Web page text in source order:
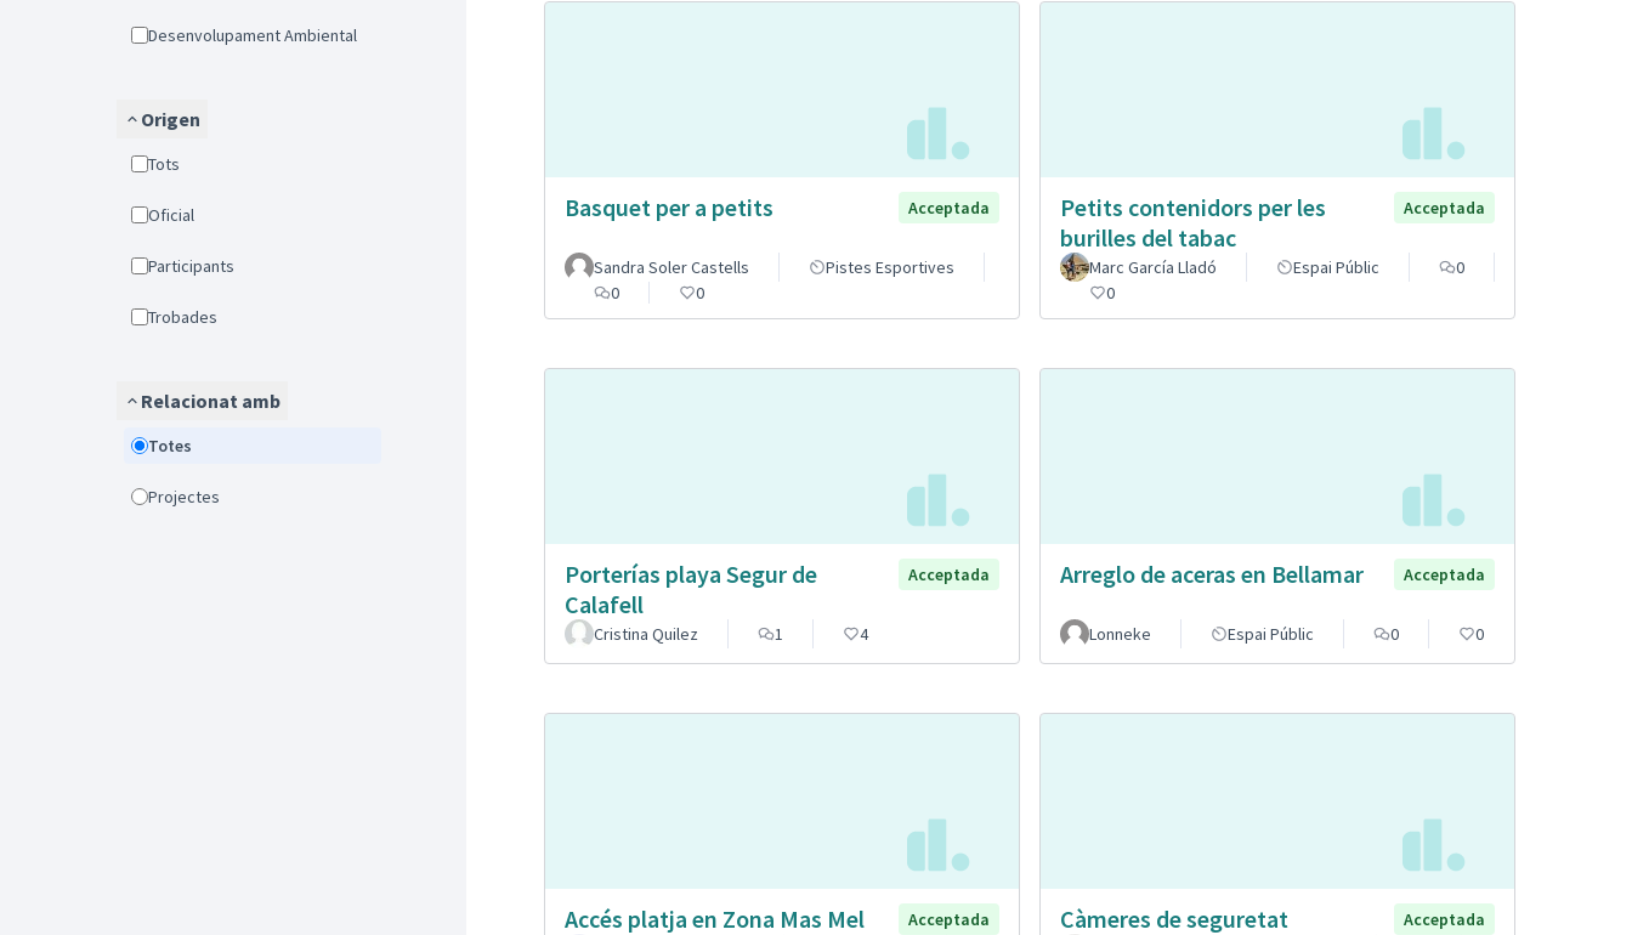
Desenvolupament Ambiental
Origen
Tots
Oficial
Participants
Trobades
Relacionat amb
Totes
Projectes
Basquet per a petits Acceptada
Sandra Soler Castells
Pistes Esportives
0
0
Petits contenidors per les
burilles del tabac
Acceptada
Marc García Lladó Espai Públic
0
0
Porterías playa Segur de
Calafell
Acceptada
Cristina Quilez 1 4
Arreglo de aceras en Bellamar Acceptada
Lonneke Espai Públic 0 0
Accés platja en Zona Mas Mel
Acceptada
Càmeres de seguretat
Acceptada